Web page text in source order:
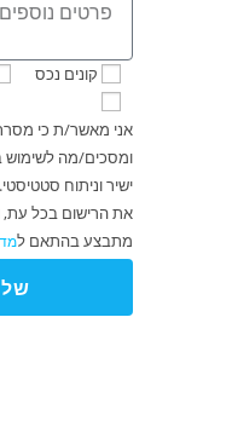
קונים נכס
אני מאשר/ת כי
ומסכים/מה לשימוש
ישיר וניתוח
את הרישום בכל עת,
מתבצע בהתאם ל